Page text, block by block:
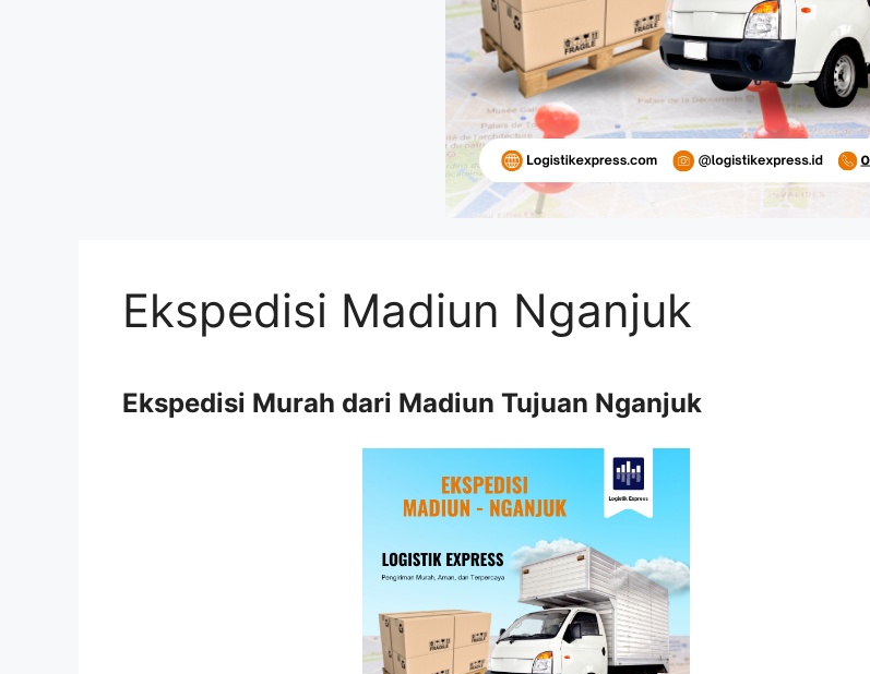
Ekspedisi Madiun Nganjuk
Ekspedisi Murah dari Madiun Tujuan Nganjuk